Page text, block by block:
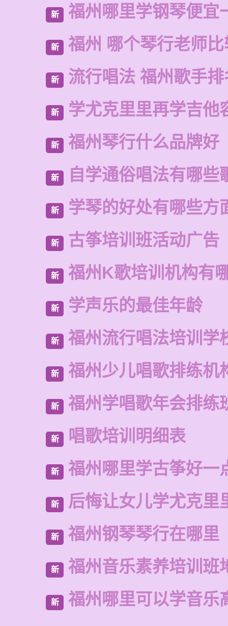
新 福州哪里学钢琴便宜
新 福州 哪个琴行老师
新 流行唱法 福州歌手排
新 学尤克里里再学吉他
新 福州琴行什么品牌好
新 自学通俗唱法有哪些
新 学琴的好处有哪些方
新 古筝培训班活动广告
新 福州K歌培训机构有
新 学声乐的最佳年龄
新 福州流行唱法培训学
新 福州少儿唱歌排练机
新 福州学唱歌年会排练
新 唱歌培训明细表
新 福州哪里学古筝好一
新 后悔让女儿学尤克里
新 福州钢琴琴行在哪里
新 福州音乐素养培训班
新 福州哪里可以学音乐